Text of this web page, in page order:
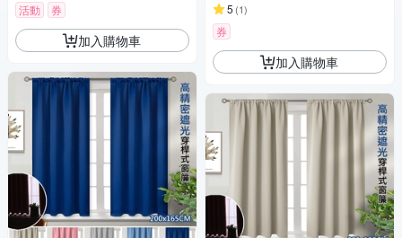
活動 券
加入購物車
5 (1)
券
加入購物車